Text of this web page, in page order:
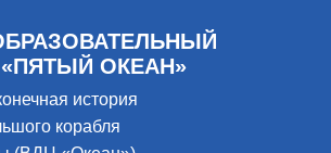
ОКЕАН»
история
корабля